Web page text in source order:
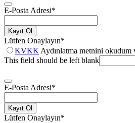
E-Posta Adresi*
Kayıt Ol
Lütfen Onaylayın*
KVKK Aydınlatma metnini okudum
This field should be left blank
E-Posta Adresi*
Kayıt Ol
Lütfen Onaylayın*